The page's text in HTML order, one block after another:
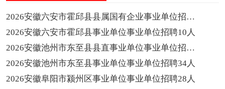
2026安徽六安市霍邱县县属国有企业事业单位招聘10人
2026安徽六安市霍邱县事业单位事业单位招聘10人
2026安徽池州市东至县县直事业单位事业单位招聘15人
2026安徽池州市东至县事业单位事业单位招聘34人
2026安徽阜阳市颍州区事业单位事业单位招聘28人